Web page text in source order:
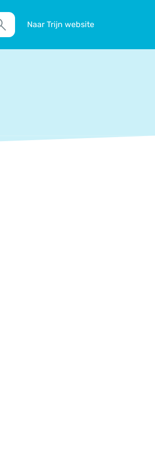
Zoek
Naar Trijn website